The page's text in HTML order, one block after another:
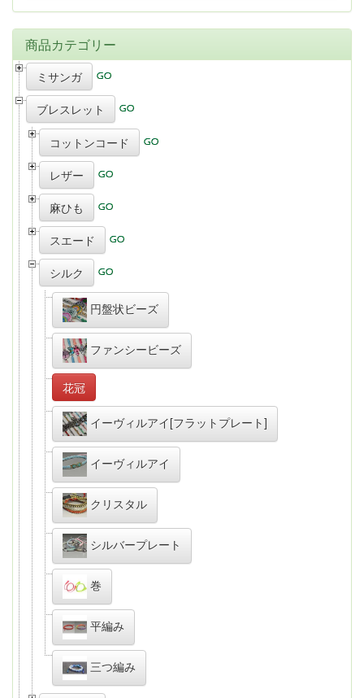
商品カテゴリー
ミサンガ
ブレスレット
コットンコード
レザー
麻ひも
スエード
シルク
円盤状ビーズ
ファンシービーズ
花冠
イーヴィルアイ[フラットプレート]
イーヴィルアイ
クリスタル
シルバープレート
巻
平編み
三つ編み